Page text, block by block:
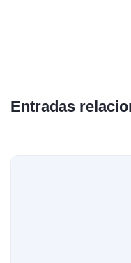
Entradas